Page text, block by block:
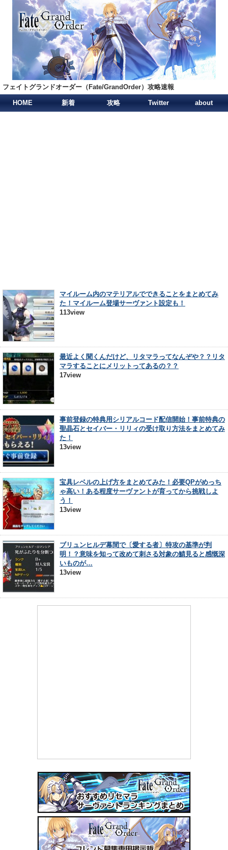
フェイトグランドオーダー（Fate/GrandOrder）攻略速報
HOME 新着 攻略 Twitter about
マイルーム内のマテリアルでできることをまとめてみ
た！マイルーム登場サーヴァント設定も！
113view
最近よく聞くんだけど、リタマラってなんぞや？？リタ
マラすることにメリットってあるの？？
17view
事前登録の特典用シリアルコード配信開始！事前特典の
聖晶石とセイバー・リリィの受け取り方法をまとめてみ
た！
13view
宝具レベルの上げ方をまとめてみた！必要QPがめっち
ゃ高い！ある程度サーヴァントが育ってから挑戦しよ
う！
13view
ブリュンヒルデ幕間で〔愛する者〕特攻の基準が判
明！？意味を知って改めて刺さる対象の鯖見ると感慨深
いものが…
13view